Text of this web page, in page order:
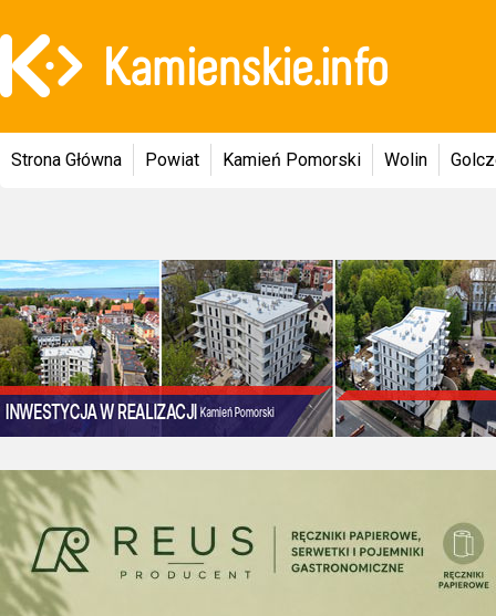
Strona Główna Powiat Kamień Pomorski Wolin